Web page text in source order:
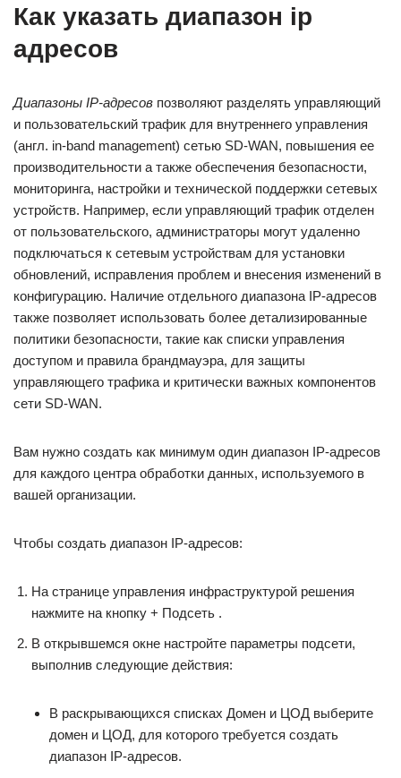
Как указать диапазон ip
адресов
Диапазоны IP-адресов позволяют разделять управляющий
и пользовательский трафик для внутреннего управления
(англ. in-band management) сетью SD-WAN, повышения ее
производительности а также обеспечения безопасности,
мониторинга, настройки и технической поддержки сетевых
устройств. Например, если управляющий трафик отделен
от пользовательского, администраторы могут удаленно
подключаться к сетевым устройствам для установки
обновлений, исправления проблем и внесения изменений в
конфигурацию. Наличие отдельного диапазона IP-адресов
также позволяет использовать более детализированные
политики безопасности, такие как списки управления
доступом и правила брандмауэра, для защиты
управляющего трафика и критически важных компонентов
сети SD-WAN.
Вам нужно создать как минимум один диапазон IP-адресов
для каждого центра обработки данных, используемого в
вашей организации.
Чтобы создать диапазон IP-адресов:
На странице управления инфраструктурой решения
нажмите на кнопку + Подсеть .
В открывшемся окне настройте параметры подсети,
выполнив следующие действия:
В раскрывающихся списках Домен и ЦОД выберите
домен и ЦОД, для которого требуется создать
диапазон IP-адресов.